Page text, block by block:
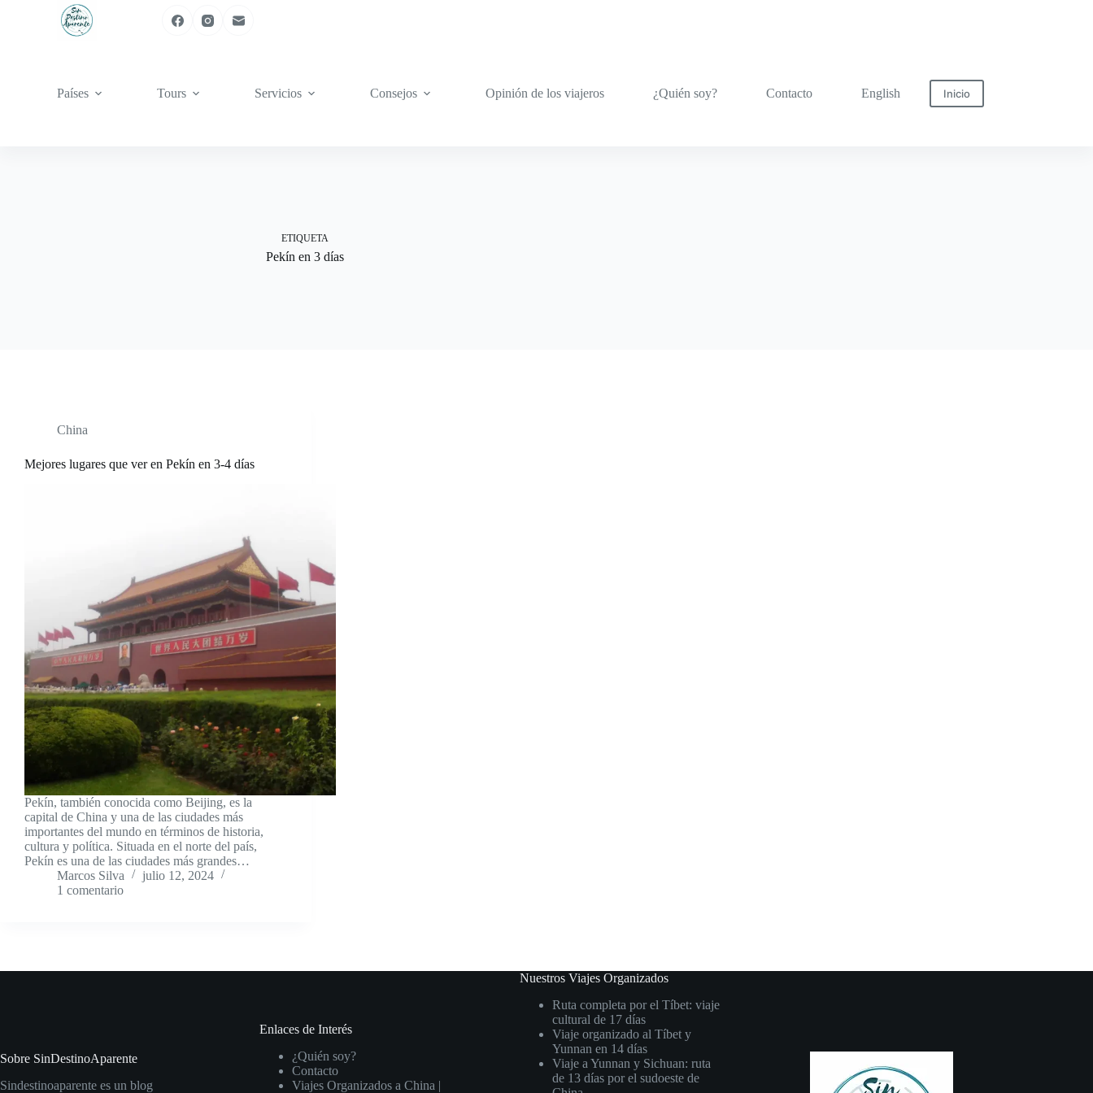
Países Tours Servicios Consejos Opinión de los viajeros ¿Quién soy? Contacto English Inicio
ETIQUETA
Pekín en 3 días
China
Mejores lugares que ver en Pekín en 3-4 días
Pekín, también conocida como Beijing, es la
capital de China y una de las ciudades más
importantes del mundo en términos de historia,
cultura y política. Situada en el norte del país,
Pekín es una de las ciudades más grandes…
Marcos Silva
julio 12, 2024
1 comentario
Sobre SinDestinoAparente
Sindestinoaparente es un blog
Enlaces de Interés
¿Quién soy?
Contacto
Viajes Organizados a China |
Nuestros Viajes Organizados
Ruta completa por el Tíbet: viaje
cultural de 17 días
Viaje organizado al Tíbet y
Yunnan en 14 días
Viaje a Yunnan y Sichuan: ruta
de 13 días por el sudoeste de